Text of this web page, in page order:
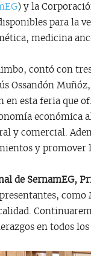
) y la
para la
medicina
contó con
Ossandón
en esta feria que
económica
y comercial.
y promover
de SernamEG,
como
en todos